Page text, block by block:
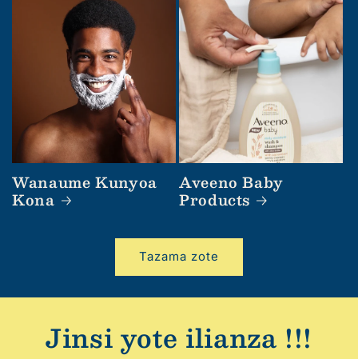
Wanaume Kunyoa
Kona
Aveeno Baby
Products
Tazama zote
Jinsi yote ilianza !!!